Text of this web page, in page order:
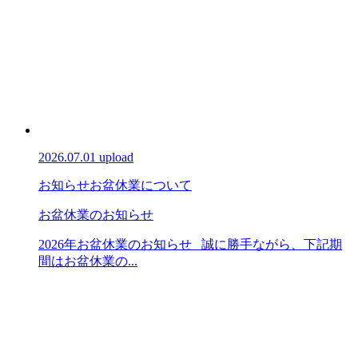
2026.07.01 upload
お知らせお盆休業について
お盆休業のお知らせ
2026年お盆休業のお知らせ 誠に勝手ながら、下記期
間はお盆休業の...